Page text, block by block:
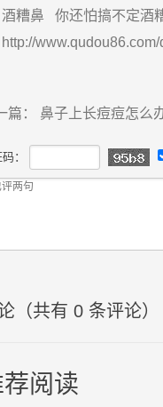
酒糟鼻 你还怕搞不定酒
http://
篇： 鼻子上长痘痘怎么
：
（共有 0 条评论）
阅读